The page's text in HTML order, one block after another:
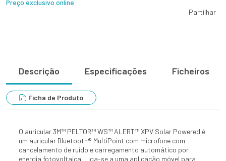
Preço exclusivo online
Partilhar
Descrição Especificações Ficheiros
Ficha de Produto
O auricular 3M™ PELTOR™ WS™ ALERT™ XPV Solar Powered é
um auricular Bluetooth® MultiPoint com microfone com
cancelamento de ruído e carregamento automático por
energia fotovoltaica. Liga-se a uma aplicação móvel para